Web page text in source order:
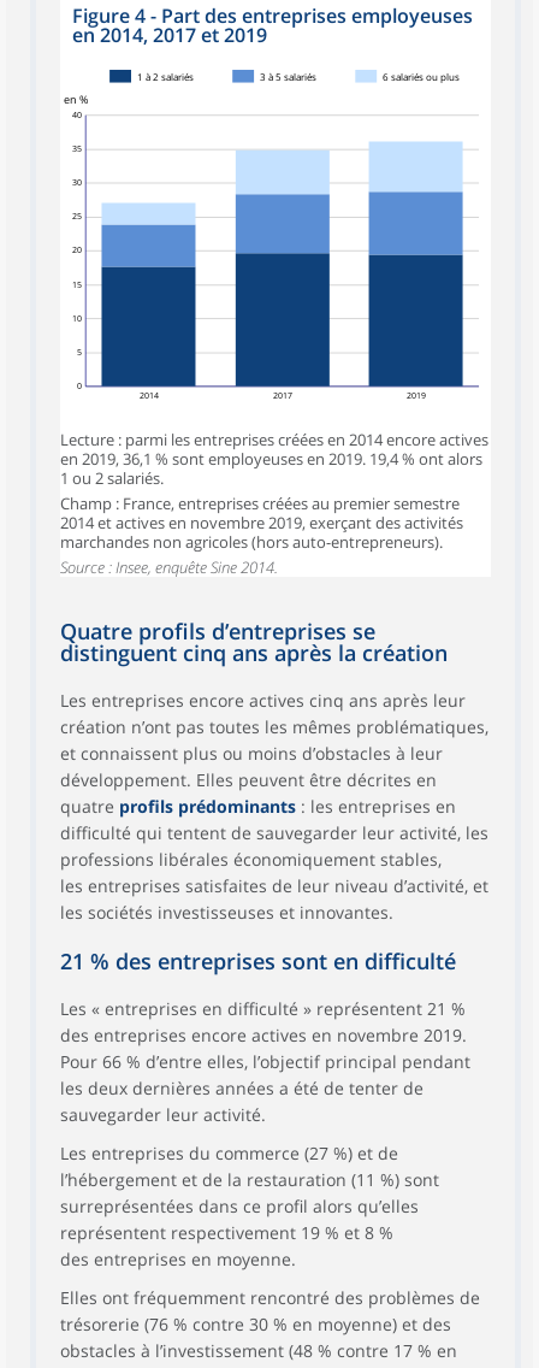
Figure 4 - Part des entreprises employeuses
en 2014, 2017 et 2019
0
5
10
15
20
25
30
35
40
en %
2014 2017 2019
1 à 2 salariés 3 à 5 salariés 6 salariés ou plus
Lecture : parmi les entreprises créées en 2014 encore actives
en 2019, 36,1 % sont employeuses en 2019. 19,4 % ont alors
1 ou 2 salariés.
Champ : France, entreprises créées au premier semestre
2014 et actives en novembre 2019, exerçant des activités
marchandes non agricoles (hors auto-entrepreneurs).
Source : Insee, enquête Sine 2014.
Quatre profils d’entreprises se
distinguent cinq ans après la création
Les entreprises encore actives cinq ans après leur
création n’ont pas toutes les mêmes problématiques,
et connaissent plus ou moins d’obstacles à leur
développement. Elles peuvent être décrites en
quatre profils prédominants : les entreprises en
difficulté qui tentent de sauvegarder leur activité, les
professions libérales économiquement stables,
les entreprises satisfaites de leur niveau d’activité, et
les sociétés investisseuses et innovantes.
21 % des entreprises sont en difficulté
Les « entreprises en difficulté » représentent 21 %
des entreprises encore actives en novembre 2019.
Pour 66 % d’entre elles, l’objectif principal pendant
les deux dernières années a été de tenter de
sauvegarder leur activité.
Les entreprises du commerce (27 %) et de
l’hébergement et de la restauration (11 %) sont
surreprésentées dans ce profil alors qu’elles
représentent respectivement 19 % et 8 %
des entreprises en moyenne.
Elles ont fréquemment rencontré des problèmes de
trésorerie (76 % contre 30 % en moyenne) et des
obstacles à l’investissement (48 % contre 17 % en